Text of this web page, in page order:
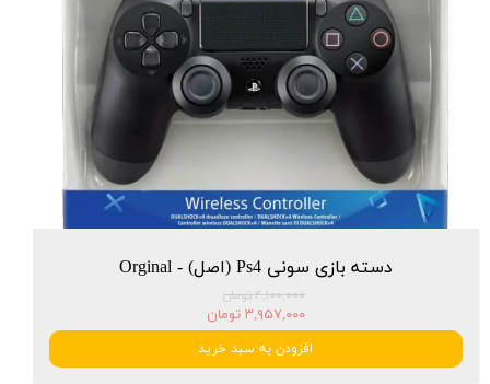
دسته بازی سونی Ps4 (اصل) - Orginal
۴,۱۰۰,۰۰۰ تومان
۳,۹۵۷,۰۰۰ تومان
افزودن به سبد خرید